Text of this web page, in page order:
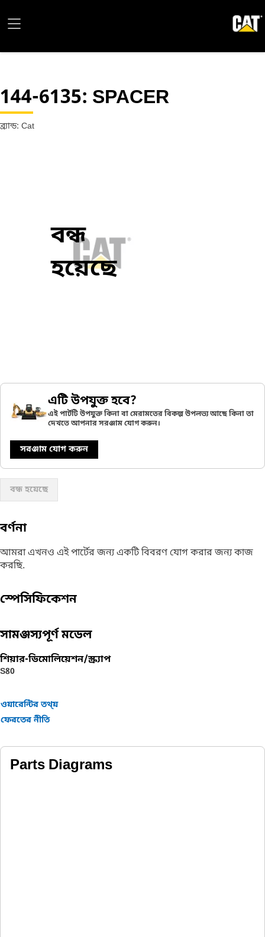
144-6135: SPACER
ব্র্যান্ড: Cat
বন্ধ
হয়েছে
এটি উপযুক্ত হবে?
এই পার্টটি উপযুক্ত কিনা বা মেরামতের বিকল্প উপলভ্য আছে কিনা তা
দেখতে আপনার সরঞ্জাম যোগ করুন।
সরঞ্জাম যোগ করুন
বন্ধ হয়েছে
বর্ণনা
আমরা এখনও এই পার্টের জন্য একটি বিবরণ যোগ করার জন্য কাজ
করছি.
স্পেসিফিকেশন
সামঞ্জস্যপূর্ণ মডেল
শিয়ার-ডিমোলিয়েশন/স্ক্র্যাপ
S80
ওয়ারেন্টির তথ্য়
ফেরতের নীতি
Parts Diagrams